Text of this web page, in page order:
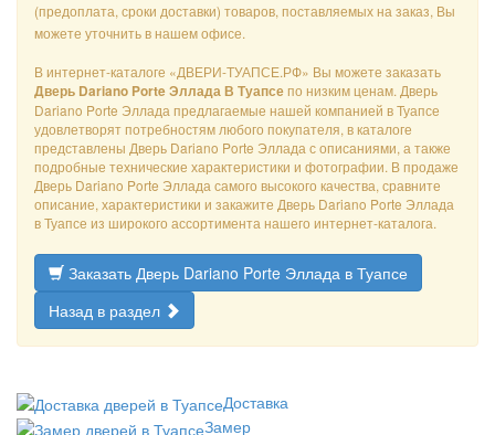
(предоплата, сроки доставки) товаров, поставляемых на заказ, Вы
можете уточнить в нашем офисе.
В интернет-каталоге «ДВЕРИ-ТУАПСЕ.РФ» Вы можете заказать
Дверь Dariano Porte Эллада В Туапсепо низким ценам. Дверь
Dariano Porte Эллада предлагаемые нашей компанией в Туапсе
удовлетворят потребностям любого покупателя, в каталоге
представлены Дверь Dariano Porte Эллада с описаниями, а также
подробные технические характеристики и фотографии. В продаже
Дверь Dariano Porte Эллада самого высокого качества, сравните
описание, характеристики и закажите Дверь Dariano Porte Эллада
в Туапсе из широкого ассортимента нашего интернет-каталога.
Заказать Дверь Dariano Porte Эллада в Туапсе
Назад в раздел
Доставка
Замер